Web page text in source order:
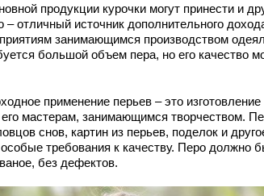
продукции курочки могут принести и
– отличный источник дополнительного
занимающимся производством
большой объем пера, но его качество
применение перьев – это изготовление
мастерам, занимающимся творчеством.
снов, картин из перьев, поделок и
требования к качеству. Перо должно
без дефектов.